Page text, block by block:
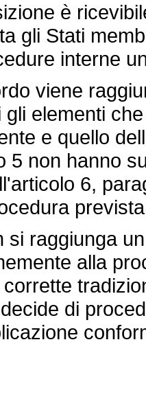
è
gli Stati
interne
viene
elementi
e quello
5 non hanno
6,
raggiunga
alla
di